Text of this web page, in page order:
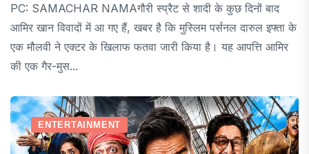
PC: SAMACHAR NAMAगौरी स्प्रैट से शादी के कुछ दिनों बाद
आमिर खान विवादों में आ गए हैं, खबर है कि मुस्लिम पर्सनल दारुल इफ्ता के
एक मौलवी ने एक्टर के खिलाफ फतवा जारी किया है। यह आपत्ति आमिर
की एक गैर-मुस...
ENTERTAINMENT